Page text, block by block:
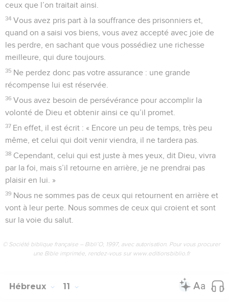
ceux que l’on traitait ainsi.
34 Vous avez pris part à la souffrance des prisonniers et,
quand on a saisi vos biens, vous avez accepté avec joie de
les perdre, en sachant que vous possédiez une richesse
meilleure, qui dure toujours.
35 Ne perdez donc pas votre assurance : une grande
récompense lui est réservée.
36 Vous avez besoin de persévérance pour accomplir la
volonté de Dieu et obtenir ainsi ce qu’il promet.
37 En effet, il est écrit : « Encore un peu de temps, très peu
même, et celui qui doit venir viendra, il ne tardera pas.
38 Cependant, celui qui est juste à mes yeux, dit Dieu, vivra
par la foi, mais s’il retourne en arrière, je ne prendrai pas
plaisir en lui. »
39 Nous ne sommes pas de ceux qui retournent en arrière et
vont à leur perte. Nous sommes de ceux qui croient et sont
sur la voie du salut.
© Société biblique française – Bibli’O, 1997, avec autorisation. Pour vous procurer
une Bible imprimée, rendez-vous sur www.editionsbiblio.fr
Hébreux 11